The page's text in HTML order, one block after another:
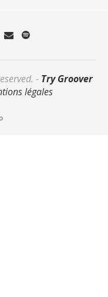
- Try Groover
légales